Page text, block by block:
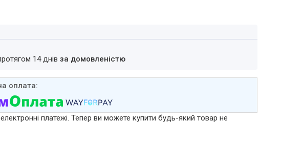
14 днівза домовленістю
платежі. Тепер ви можете купити будь-який товар не